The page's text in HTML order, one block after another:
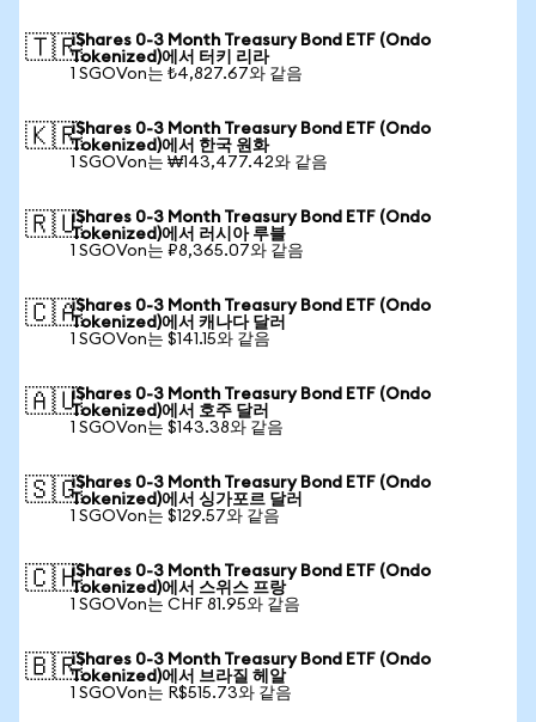
🇹🇷iShares 0-3 Month Treasury Bond ETF (Ondo
Tokenized)에서 터키 리라
1 SGOVon는 ₺4,827.67와 같음
🇰🇷iShares 0-3 Month Treasury Bond ETF (Ondo
Tokenized)에서 한국 원화
1 SGOVon는 ₩143,477.42와 같음
🇷🇺iShares 0-3 Month Treasury Bond ETF (Ondo
Tokenized)에서 러시아 루블
1 SGOVon는 ₽8,365.07와 같음
🇨🇦iShares 0-3 Month Treasury Bond ETF (Ondo
Tokenized)에서 캐나다 달러
1 SGOVon는 $141.15와 같음
🇦🇺iShares 0-3 Month Treasury Bond ETF (Ondo
Tokenized)에서 호주 달러
1 SGOVon는 $143.38와 같음
🇸🇬iShares 0-3 Month Treasury Bond ETF (Ondo
Tokenized)에서 싱가포르 달러
1 SGOVon는 $129.57와 같음
🇨🇭iShares 0-3 Month Treasury Bond ETF (Ondo
Tokenized)에서 스위스 프랑
1 SGOVon는 CHF 81.95와 같음
🇧🇷iShares 0-3 Month Treasury Bond ETF (Ondo
Tokenized)에서 브라질 헤알
1 SGOVon는 R$515.73와 같음